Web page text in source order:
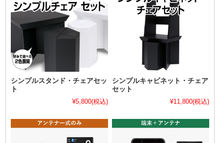
シンプルスタンド・チェアセッ
ト
¥5,800(税込)
シンプルキャビネット・チェア
セット
¥11,800(税込)